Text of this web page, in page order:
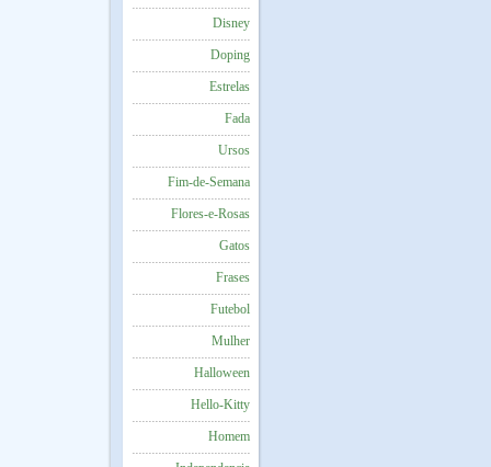
Disney
Doping
Estrelas
Fada
Ursos
Fim-de-Semana
Flores-e-Rosas
Gatos
Frases
Futebol
Mulher
Halloween
Hello-Kitty
Homem